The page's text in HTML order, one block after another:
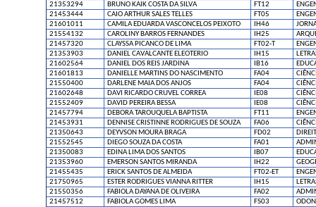
21353294
BRUNO KAIK COSTA DA SILVA FT12
21453444
CAIO ARTHUR SALES TELLES FT05
21601011
CAMILA EDUARDA VASCONCELOS PEIXOTO IH46
21554132
CAROLINY BARROS FERNANDES IH25
21457320
CLAYSSA PICANCO DE LIMA FT02-T
21353903
DANIEL CAVALCANTE ELEOTERIO IH15
21602564
DANIEL DOS REIS JARDINA IB16
21601813
DANIELLE MARTINS DO NASCIMENTO FA04
21550400
DARLENE MAIA DOS ANJOS FA04
21602648
DAVI RICARDO CRUVEL CORREA IE08
21552409
DAVID PEREIRA BESSA IE08
21457794
DEBORA TAROUQUELA BAPTISTA FT11
21453931
DENNISE CRISTINNE RODRIGUES DE SOUZA FA06
21350643
DEYVSON MOURA BRAGA FD02
21552545
DIEGO SOUZA DA COSTA FA01
21350083
EDINA LIMA DOS SANTOS IB07
21353960
EMERSON SANTOS MIRANDA IH22
21455435
ERICK SANTOS DE ALMEIDA FT02-ET
21750965
ESTER RODRIGUES VIANNA RITTER IH15
21550356
FABIOLA DAYANA DE OLIVEIRA FA02
21457512
FABIOLA GOMES LIMA FS03